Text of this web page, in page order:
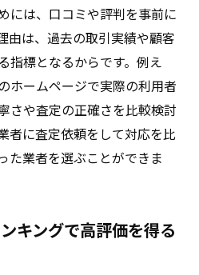
械買取ランキングの見方
る機械相場の比較ポイン
を活用した相場情報収集術
の査定基準の違いを解説
取業者の選び方
を選ぶ際の機械専門性に
グで評判の機械買取業者
には、口コミや評判を事前に
由は、過去の取引実績や顧客
指標となるからです。例え
ホームページで実際の利用者
さや査定の正確さを比較検討
者に査定依頼をして対応を比
た業者を選ぶことができま
キングで高評価を得る